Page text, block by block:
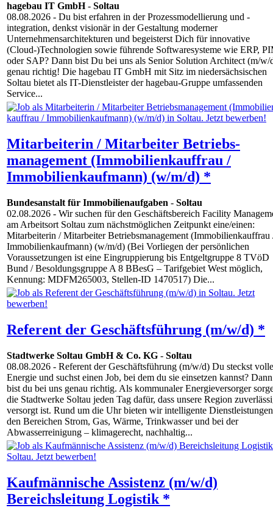
hagebau IT GmbH- Soltau
08.08.2026 - Du bist erfahren in der Prozessmodellierung und -
integration, denkst visionär in der Gestaltung moderner
Unternehmensarchitekturen und begeisterst Dich für innovative
(Cloud-)Technologien sowie führende Softwaresysteme wie ERP,
oder SAP? Dann bist Du bei uns als Senior Solution Architect (m/w/
genau richtig! Die hagebau IT GmbH mit Sitz im niedersächsischen
Soltau bietet als IT-Dienstleister der hagebau-Gruppe umfassenden
Service...
Mitarbeiterin / Mitarbeiter Betriebs­
management (Immobilien­kauffrau /
Immobilien­kaufmann) (w/m/d) *
Bundesanstalt für Immobilienaufgaben - Soltau
02.08.2026 - Wir suchen für den Geschäfts­bereich Facility
am Arbeitsort Soltau zum nächstmöglichen Zeitpunkt eine/einen:
Mitarbeiterin / Mitarbeiter Betriebs­management (Immobilien­kauffrau
Immobilien­kaufmann) (w/m/d) (Bei Vorliegen der persönlichen
Voraussetzungen ist eine Eingruppierung bis Entgelt­gruppe 8 TVöD
Bund / Besoldungs­gruppe A 8 BBesG – Tarifgebiet West möglich,
Kennung: MDFM265003, Stellen‑ID 1470517) Die...
Referent der Geschäftsführung (m/w/d) *
Stadtwerke Soltau GmbH & Co. KG - Soltau
08.08.2026 - Referent der Geschäftsführung (m/w/d) Du steckst
Energie und suchst einen Job, bei dem du sie einsetzen kannst? Dann
bist du bei uns genau richtig. Als kommunaler Energieversorger
die Stadtwerke Soltau jeden Tag dafür, dass unsere Region
versorgt ist. Rund um die Uhr bieten wir intelligente
den Bereichen Strom, Gas, Wärme, Trinkwasser und bei der
Abwasserreinigung – klimagerecht, nachhaltig...
Kaufmännische Assistenz (m/w/d)
Bereichsleitung Logistik *